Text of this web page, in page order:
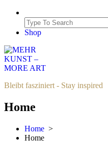
Shop
Bleibt fasziniert - Stay inspired
Home
Home >
Home